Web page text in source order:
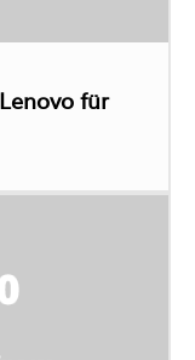
für